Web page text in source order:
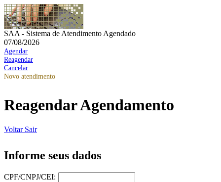
SAA - Sistema de Atendimento Agendado
07/08/2026
Agendar
Reagendar
Cancelar
Novo atendimento
Reagendar Agendamento
Voltar Sair
Informe seus dados
CPF/CNPJ/CEI: